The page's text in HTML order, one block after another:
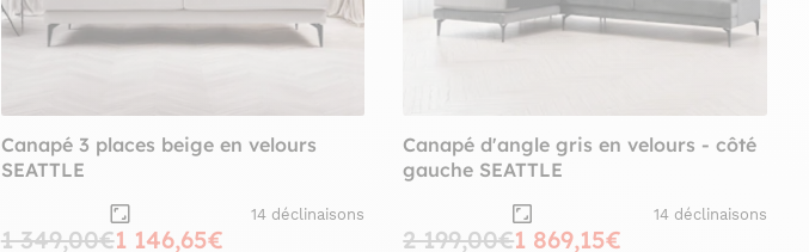
Canapé 3 places beige en velours
SEATTLE
14 déclinaisons
1 349,00€1 146,65€
Canapé d'angle gris en velours - côté
gauche SEATTLE
14 déclinaisons
2 199,00€1 869,15€